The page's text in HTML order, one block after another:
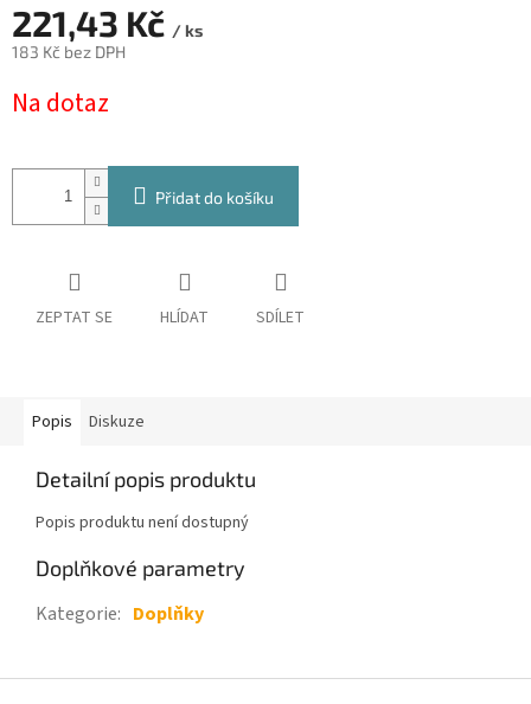
221,43 Kč / ks
183 Kč bez DPH
cena:
Na dotaz
Přidat do košíku
ZEPTAT SE HLÍDAT SDÍLET
Popis Diskuze
Detailní popis produktu
Popis produktu není dostupný
Doplňkové parametry
Kategorie: Doplňky